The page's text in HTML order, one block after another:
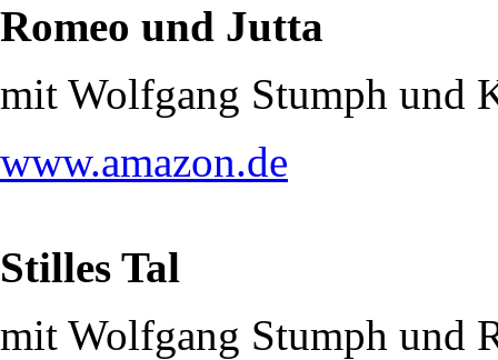
Romeo und Jutta
mit Wolfgang Stumph und
www.amazon.de
Stilles Tal
mit Wolfgang Stumph und